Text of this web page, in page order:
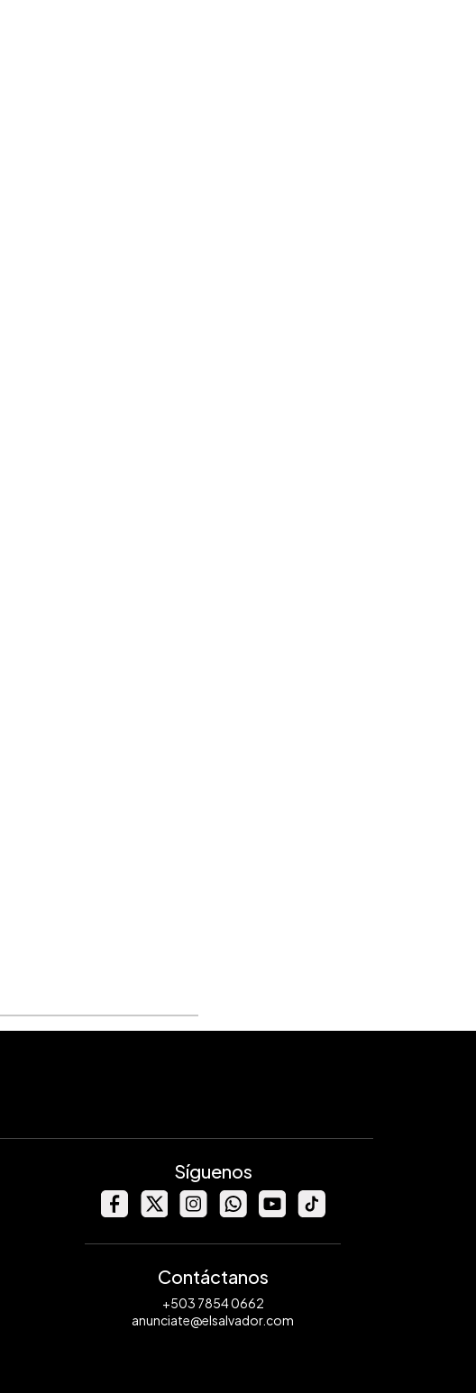
Síguenos
Contáctanos
+503 7854 0662
anunciate@elsalvador.com